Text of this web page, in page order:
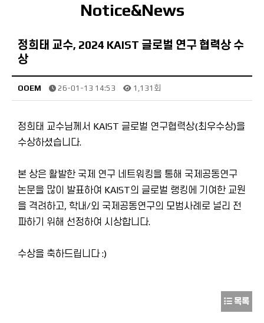
Notice&News
정희태 교수, 2024 KAIST 글로벌 연구 협력상 수
상
OOEM 26-01-13 14:53 1,131회
정희태 교수님께서 KAIST 글로벌 연구협력상(최우수상)을
수상하셨습니다.
본 상은 활발한 국제 연구 네트워킹을 통해 국제공동연구
논문을 많이 발표하여 KAIST의 글로벌 랭킹에 기여한 교원
을 격려하고, 학내/외 국제공동연구의 모범사례로 널리 전
파하기 위해 선정하여 시상합니다.
수상을 축하드립니다 :)
목록